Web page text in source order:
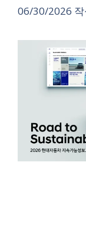
06/30/2026